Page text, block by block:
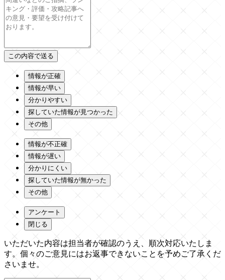
情報が正確
情報が早い
分かりやすい
探していた情報が見つかった
その他
情報が不正確
情報が遅い
分かりにくい
探していた情報が無かった
その他
アンケート
閉じる
いただいた内容は担当者が確認のうえ、順次対応いたしま
す。個々のご意見にはお返事できないことを予めご了承くだ
さいませ。